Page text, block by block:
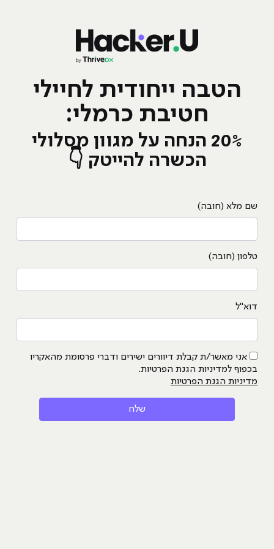
הטבה ייחודית לחיילי
חטיבת כרמלי:
20% הנחה על מגוון מסלולי
הכשרה להייטק 👇
שם מלא (חובה)
טלפון (חובה)
דוא"ל
אני מאשר/ת קבלת דיוורים ישירים ודברי פרסומת מהאקריו
בכפוף למדיניות הגנת הפרטיות.
מדיניות הגנת הפרטיות